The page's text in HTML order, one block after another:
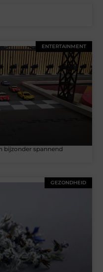
ENTERTAINMENT
bijzonder spannend
GEZONDHEID